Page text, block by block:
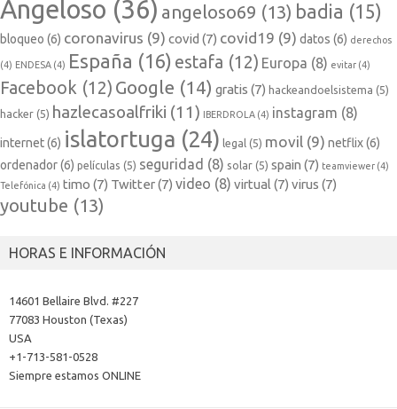
Angeloso (36) angeloso69 (13) badia (15)
bloqueo (6) coronavirus (9) covid (7) covid19 (9) datos (6) derechos
(4) ENDESA (4) España (16) estafa (12) Europa (8) evitar (4)
Facebook (12) Google (14) gratis (7) hackeandoelsistema (5)
hacker (5) hazlecasoalfriki (11) IBERDROLA (4) instagram (8)
internet(6) islatortuga (24) legal (5) movil (9) netflix(6)
ordenador(6) películas (5) seguridad (8) solar (5) spain (7) teamviewer (4)
Telefónica (4) timo (7) Twitter(7) video (8) virtual (7) virus (7)
youtube (13)
HORAS E INFORMACIÓN
14601 Bellaire Blvd. #227
77083 Houston (Texas)
USA
+1-713-581-0528
Siempre estamos ONLINE